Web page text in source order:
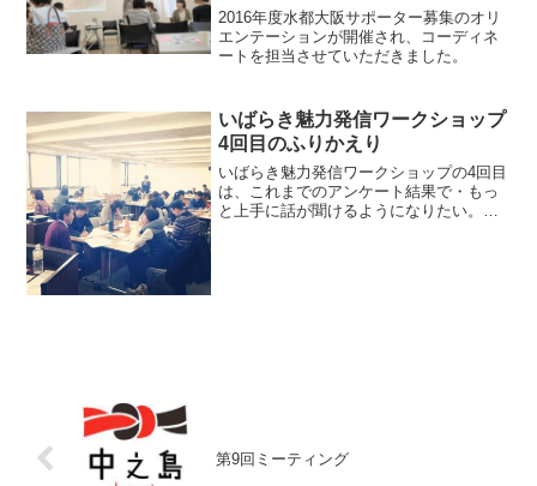
2016年度水都大阪サポーター募集のオリ
エンテーションが開催され、コーディネ
ートを担当させていただきました。
いばらき魅力発信ワークショップ
4回目のふりかえり
いばらき魅力発信ワークショップの4回目
は、これまでのアンケート結果で・もっ
と上手に話が聞けるようになりたい。・
第9回ミーティング